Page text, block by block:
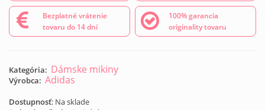
Bezplatné vrátenie
tovaru do 14 dní
100% garancia
originality tovaru
Kategória: Dámske mikiny
Výrobca: Adidas
Dostupnosť: Na sklade